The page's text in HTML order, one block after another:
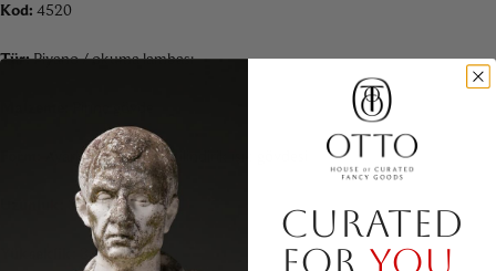
Kod: 4520
Tür:Piyano / okuma lambası
Ayarlanabilir kol ve silindirik ışık gövdesi
33 cm
30 cm
CURATED
FOR YOU.